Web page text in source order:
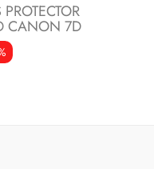
CANON 7D